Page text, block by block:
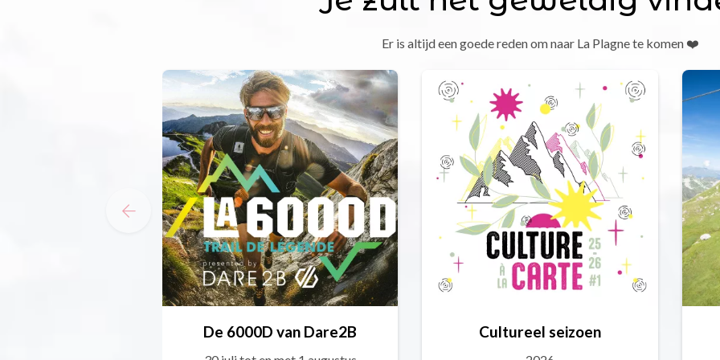
Er is altijd een goede reden om naar La Plagne te komen ❤️
De 6000D van Dare2B Cultureel seizoen